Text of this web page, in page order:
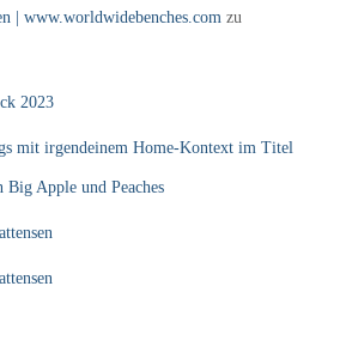
| www.worldwidebenches.com zu
2023
mit irgendeinem Home-Kontext im Titel
Big Apple und Peaches